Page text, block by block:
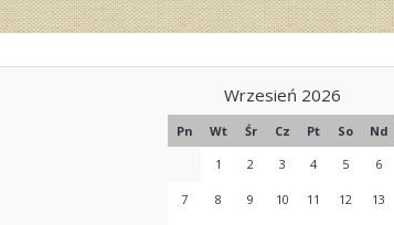
Wrzesień 2026
Pn Wt Śr Cz Pt So
Nd
1
2 3 4 5 6
7 8 9 10 11 12 13